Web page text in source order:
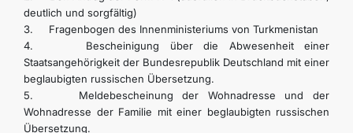
deutlich und sorgfältig)
3. Fragenbogen des Innenministeriums von Turkmenistan
4. Bescheinigung über die Abwesenheit einer
Staatsangehörigkeit der Bundesrepublik Deutschland mit einer
beglaubigten russischen Übersetzung.
5. Meldebescheinung der Wohnadresse und der
Wohnadresse der Familie mit einer beglaubigten russischen
Übersetzung.